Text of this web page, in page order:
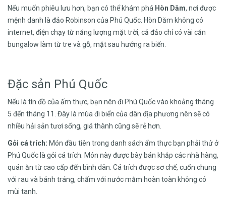
Nếu muốn phiêu lưu hơn, bạn có thể khám phá Hòn Dăm, nơi được
mệnh danh là đảo Robinson của Phú Quốc. Hòn Dăm không có
internet, điện chạy từ năng lượng mặt trời, cả đảo chỉ có vài căn
bungalow làm từ tre và gỗ, mặt sau hướng ra biển.
Đặc sản Phú Quốc
Nếu là tín đồ của ấm thực, bạn nên đi Phú Quốc vào khoảng tháng
5 đến tháng 11. Đây là mùa đi biển của dân địa phương nên sẽ có
nhiều hải sản tươi sống, giá thành cũng sẽ rẻ hơn.
Gỏi cá trích: Món đầu tiên trong danh sách ẩm thực bạn phải thử ở
Phú Quốc là gỏi cá trích. Món này được bày bán khắp các nhà hàng,
quán ăn từ cao cấp đến bình dân. Cá trích được sơ chế, cuốn chung
với rau và bánh tráng, chấm với nước mắm hoàn toàn không có
mùi tanh.